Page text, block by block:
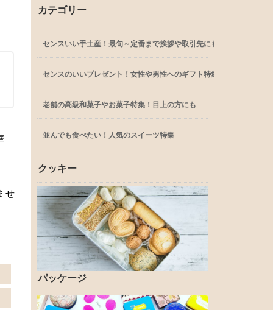
せ
カテゴリー
センスいい手土産！最旬～定番まで挨拶や取引先にも
センスのいいプレゼント！女性や男性へのギフト特集
老舗の高級和菓子やお菓子特集！目上の方にも
並んでも食べたい！人気のスイーツ特集
クッキー
パッケージ